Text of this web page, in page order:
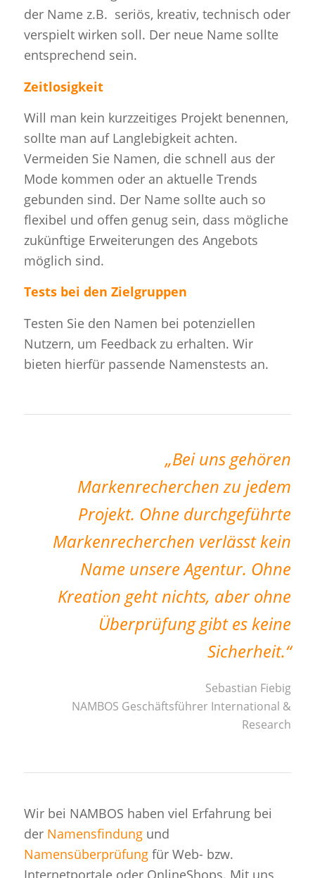
der Name z.B. seriös, kreativ, technisch oder
verspielt wirken soll. Der neue Name sollte
entsprechend sein.
Zeitlosigkeit
Will man kein kurzzeitiges Projekt benennen,
sollte man auf Langlebigkeit achten.
Vermeiden Sie Namen, die schnell aus der
Mode kommen oder an aktuelle Trends
gebunden sind. Der Name sollte auch so
flexibel und offen genug sein, dass mögliche
zukünftige Erweiterungen des Angebots
möglich sind.
Tests bei den Zielgruppen
Testen Sie den Namen bei potenziellen
Nutzern, um Feedback zu erhalten. Wir
bieten hierfür passende Namenstests an.
„Bei uns gehören
Markenrecherchen zu jedem
Projekt. Ohne durchgeführte
Markenrecherchen verlässt kein
Name unsere Agentur. Ohne
Kreation geht nichts, aber ohne
Überprüfung gibt es keine
Sicherheit.“
Sebastian Fiebig
NAMBOS Geschäftsführer International &
Research
Wir bei NAMBOS haben viel Erfahrung bei
der Namensfindungund
Namensüberprüfungfür Web- bzw.
Internetportale oder OnlineShops. Mit uns